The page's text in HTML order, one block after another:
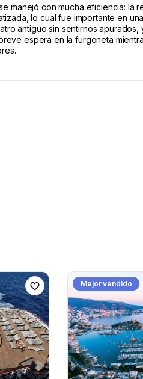
manejó con mucha eficiencia: la
lo cual fue importante en
antiguo sin sentirnos apurados,
espera en la furgoneta
el guía señalaba detalles en el
invierno. A los niños les encantó
las fotos. Una cómoda
Mercedes, y explorar juntos
de comprar, pero en general
Mejor vendido